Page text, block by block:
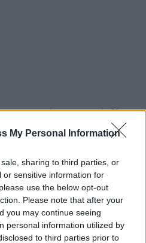
My Personal Information
sharing to third parties, or
or sensitive information for
use the below opt-out
Please note that after your
you may continue seeing
personal information utilized by
to third parties prior to
que les usagers de X ont
opération : rendre leur
« confidentialité et sécurité »,
il y a un hic : ces actions ne
travers un navigateur et ne
mobile X, où
visible.